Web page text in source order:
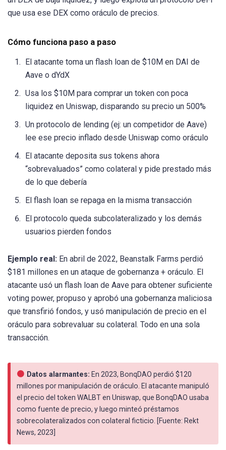
que usa ese DEX como oráculo de precios.
Cómo funciona paso a paso
El atacante toma un flash loan de $10M en DAI de
Aave o dYdX
Usa los $10M para comprar un token con poca
liquidez en Uniswap, disparando su precio un 500%
Un protocolo de lending (ej: un competidor de Aave)
lee ese precio inflado desde Uniswap como oráculo
El atacante deposita sus tokens ahora
“sobrevaluados” como colateral y pide prestado más
de lo que debería
El flash loan se repaga en la misma transacción
El protocolo queda subcolateralizado y los demás
usuarios pierden fondos
Ejemplo real: En abril de 2022, Beanstalk Farms perdió
$181 millones en un ataque de gobernanza + oráculo. El
atacante usó un flash loan de Aave para obtener suficiente
voting power, propuso y aprobó una gobernanza maliciosa
que transfirió fondos, y usó manipulación de precio en el
oráculo para sobrevaluar su colateral. Todo en una sola
transacción.
Datos alarmantes: En 2023, BonqDAO perdió $120
millones por manipulación de oráculo. El atacante manipuló
el precio del token WALBT en Uniswap, que BonqDAO usaba
como fuente de precio, y luego minteó préstamos
sobrecolateralizados con colateral ficticio. [Fuente: Rekt
News, 2023]